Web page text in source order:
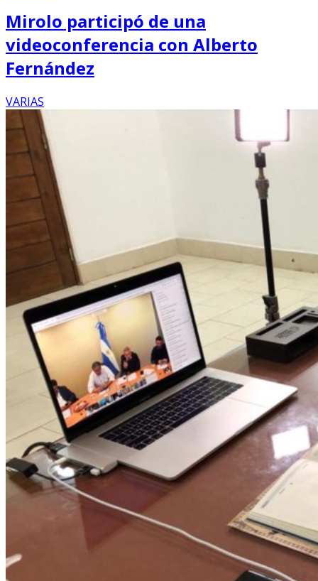
Mirolo participó de una
videoconferencia con Alberto
Fernández
VARIAS